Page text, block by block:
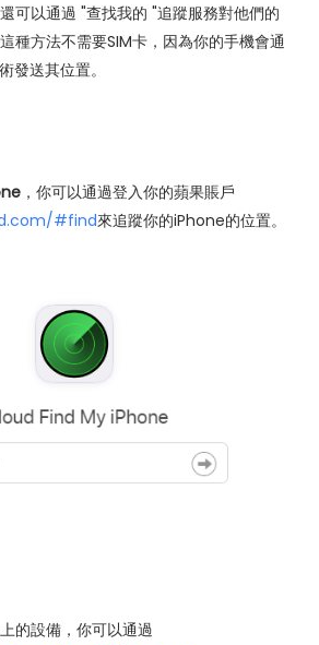
可以通過 "查找我的 "追蹤服務對他們的
種方法不需要SIM卡，因為你的手機會通
發送其位置。
，你可以通過登入你的蘋果賬戶
#find來追蹤你的iPhone的位置。
的設備，你可以通過